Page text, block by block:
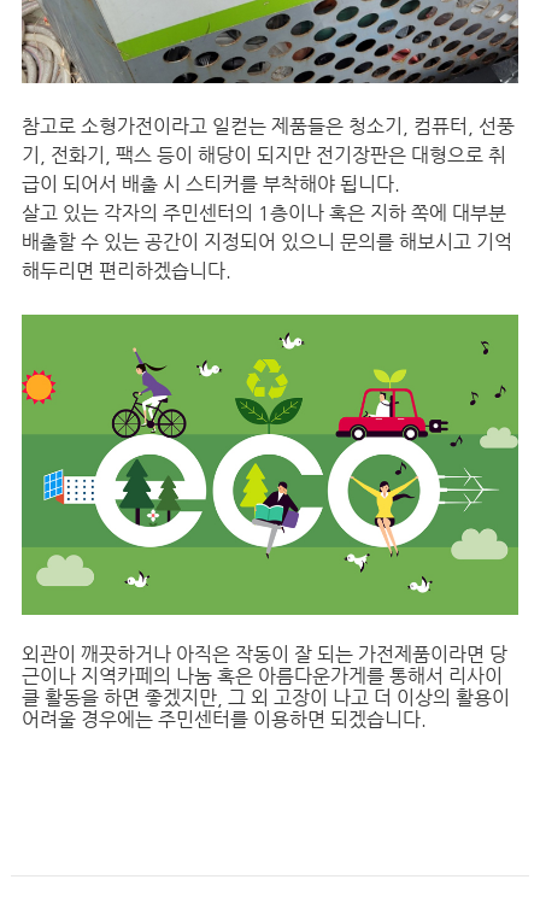
참고로 소형가전이라고 일컫는 제품들은 청소기, 컴퓨터, 선풍
기, 전화기, 팩스 등이 해당이 되지만 전기장판은 대형으로 취
급이 되어서 배출 시 스티커를 부착해야 됩니다.
살고 있는 각자의 주민센터의 1층이나 혹은 지하 쪽에 대부분
배출할 수 있는 공간이 지정되어 있으니 문의를 해보시고 기억
해두리면 편리하겠습니다.
외관이 깨끗하거나 아직은 작동이 잘 되는 가전제품이라면 당
근이나 지역카페의 나눔 혹은 아름다운가게를 통해서 리사이
클 활동을 하면 좋겠지만, 그 외 고장이 나고 더 이상의 활용이
어려울 경우에는 주민센터를 이용하면 되겠습니다.